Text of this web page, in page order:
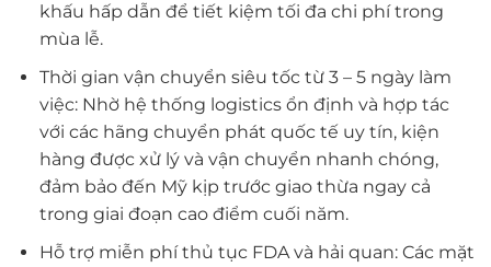
khấu hấp dẫn để tiết kiệm tối đa chi phí trong
mùa lễ.
Thời gian vận chuyển siêu tốc từ 3 – 5 ngày làm
việc: Nhờ hệ thống logistics ổn định và hợp tác
với các hãng chuyển phát quốc tế uy tín, kiện
hàng được xử lý và vận chuyển nhanh chóng,
đảm bảo đến Mỹ kịp trước giao thừa ngay cả
trong giai đoạn cao điểm cuối năm.
Hỗ trợ miễn phí thủ tục FDA và hải quan: Các mặt